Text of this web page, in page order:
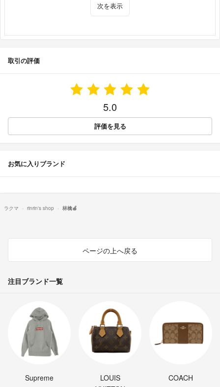
次を表示
取引の評価
5.0
評価を見る
お気に入りブランド
ラクマ rinrin's shop 林檎🍎
ページの上へ戻る
注目ブランド一覧
Supreme
LOUIS
COACH